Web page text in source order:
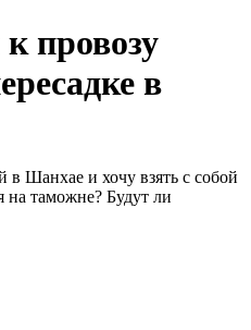
провозу
в
в Шанхае и хочу взять с собой
на таможне? Будут ли